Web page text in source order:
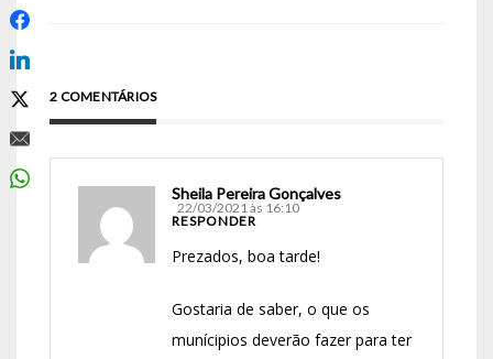
2 COMENTÁRIOS
Sheila Pereira Gonçalves
22/03/2021 às 16:10
RESPONDER
Prezados, boa tarde!
Gostaria de saber, o que os
munícipios deverão fazer para ter